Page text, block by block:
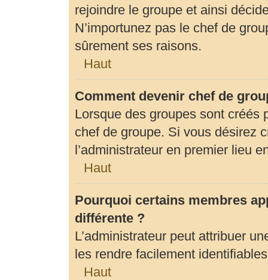
rejoindre le groupe et ainsi
N’importunez pas le chef de
sûrement ses raisons.
Haut
Comment devenir chef de
Lorsque des groupes sont créés
chef de groupe. Si vous désirez
l’administrateur en premier lieu
Haut
Pourquoi certains membres
différente ?
L’administrateur peut attribuer
les rendre facilement
Haut